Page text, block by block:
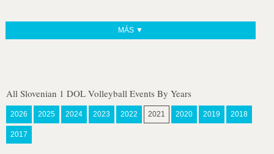
MÁS ▼
All Slovenian 1 DOL Volleyball Events By Years
2026 2025 2024 2023 2022 2021 2020 2019 2018
2017